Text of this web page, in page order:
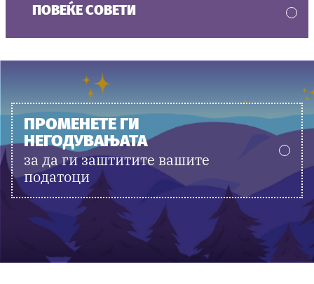
ПОВЕЌЕ СОВЕТИ
ПРОМЕНЕТЕ ГИ
НЕГОДУВАЊАТА
за да ги заштитите вашите
податоци